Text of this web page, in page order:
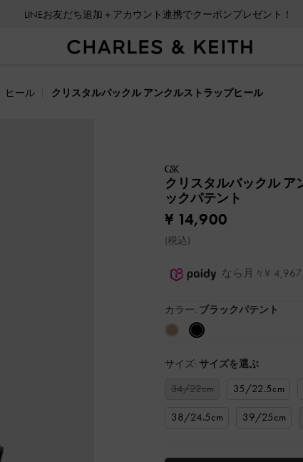
LINEお友だち追加＋アカウント連携でクーポンプレゼント！
ヒール クリスタルバックル アンクルストラップヒール
クリスタルバックル
ックパテント
¥ 14,900
(税込)
なら月々¥
カラー: ブラックパテント
サイズ: サイズを選ぶ
34/22cm 35/22.5cm
38/24.5cm
39/25cm